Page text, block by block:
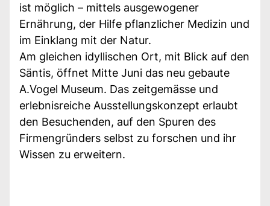
ist möglich – mittels ausgewogener
Ernährung, der Hilfe pflanzlicher Medizin und
im Einklang mit der Natur.
Am gleichen idyllischen Ort, mit Blick auf den
Säntis, öffnet Mitte Juni das neu gebaute
A.Vogel Museum. Das zeitgemässe und
erlebnisreiche Ausstellungskonzept erlaubt
den Besuchenden, auf den Spuren des
Firmengründers selbst zu forschen und ihr
Wissen zu erweitern.